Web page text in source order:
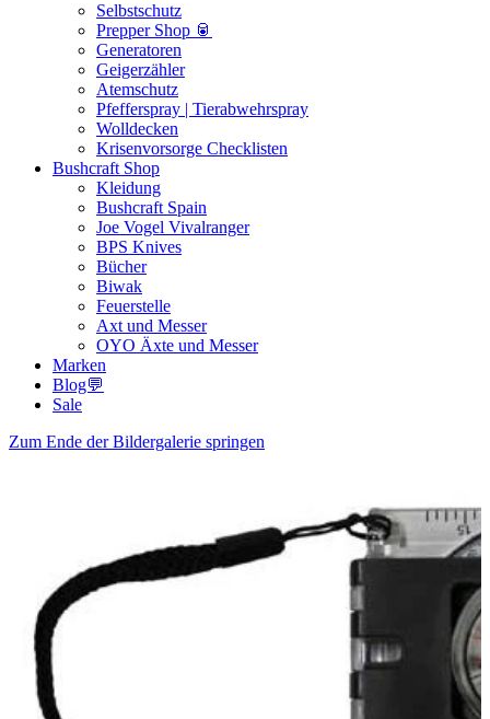
Selbstschutz
Prepper Shop 🥫
Generatoren
Geigerzähler
Atemschutz
Pfefferspray | Tierabwehrspray
Wolldecken
Krisenvorsorge Checklisten
Bushcraft Shop
Kleidung
Bushcraft Spain
Joe Vogel Vivalranger
BPS Knives
Bücher
Biwak
Feuerstelle
Axt und Messer
OYO Äxte und Messer
Marken
Blog💬
Sale
Zum Ende der Bildergalerie springen